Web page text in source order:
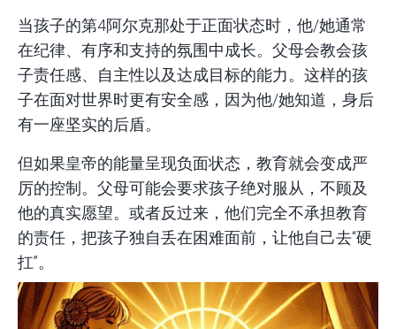
当孩子的第4阿尔克那处于正面状态时，他/她通常
在纪律、有序和支持的氛围中成长。父母会教会孩
子责任感、自主性以及达成目标的能力。这样的孩
子在面对世界时更有安全感，因为他/她知道，身后
有一座坚实的后盾。
但如果皇帝的能量呈现负面状态，教育就会变成严
厉的控制。父母可能会要求孩子绝对服从，不顾及
他的真实愿望。或者反过来，他们完全不承担教育
的责任，把孩子独自丢在困难面前，让他自己去“硬
扛”。